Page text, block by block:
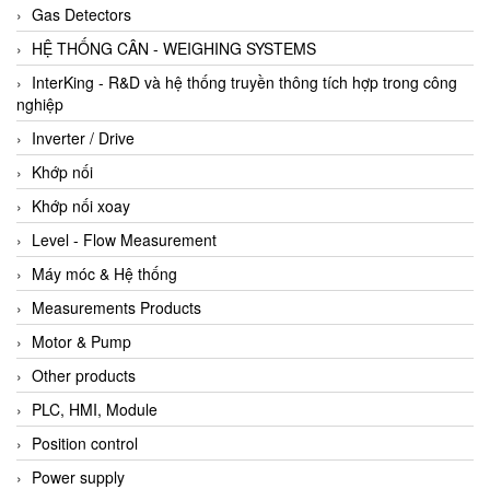
Gas Detectors
HỆ THỐNG CÂN - WEIGHING SYSTEMS
InterKing - R&D và hệ thống truyền thông tích hợp trong công
nghiệp
Inverter / Drive
Khớp nối
Khớp nối xoay
Level - Flow Measurement
Máy móc & Hệ thống
Measurements Products
Motor & Pump
Other products
PLC, HMI, Module
Position control
Power supply